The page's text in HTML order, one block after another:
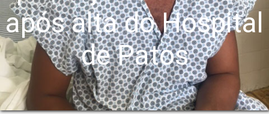
após alta do Hospital
de Patos